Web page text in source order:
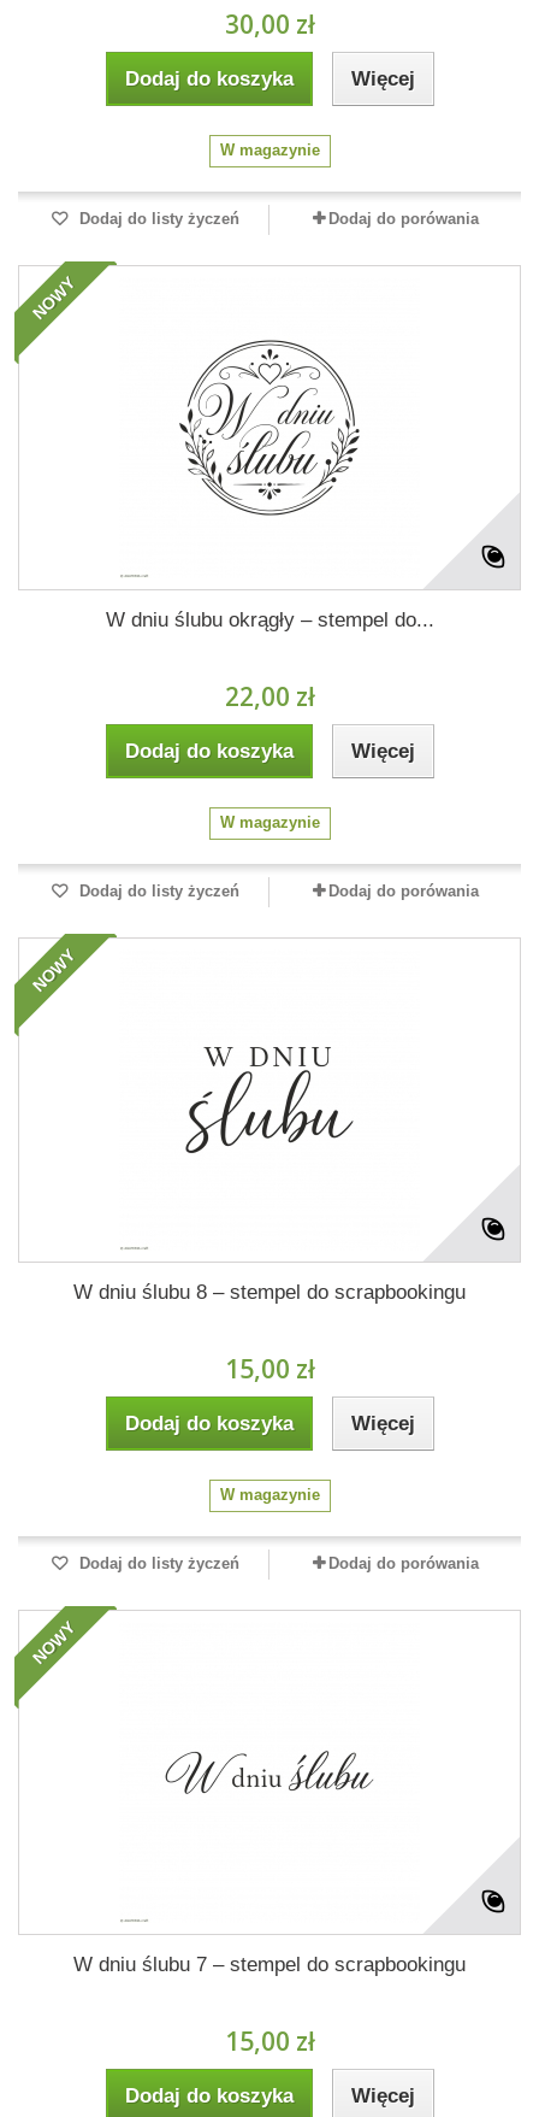
30,00 zł
Dodaj do koszyka Więcej
W magazynie
Dodaj do listy życzeń Dodaj do porówania
NOWY
W dniu ślubu okrągły – stempel do...
22,00 zł
Dodaj do koszyka Więcej
W magazynie
Dodaj do listy życzeń Dodaj do porówania
NOWY
W dniu ślubu 8 – stempel do scrapbookingu
15,00 zł
Dodaj do koszyka Więcej
W magazynie
Dodaj do listy życzeń Dodaj do porówania
NOWY
W dniu ślubu 7 – stempel do scrapbookingu
15,00 zł
Dodaj do koszyka Więcej